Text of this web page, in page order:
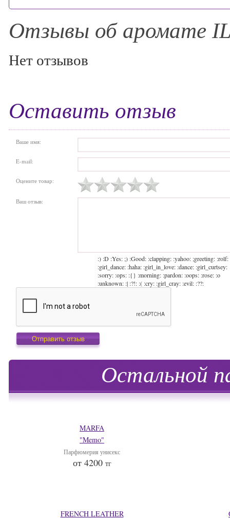
Отзывы об аромате
Нет отзывов
Оставить отзыв
Ваше имя:
E-mail:
Оцените товар:
Ваш отзыв:
:) :D :Yes: ;) :Good: :clapping: :yahoo: ;greeting: :rolf:
:girl_dance: :haha: :girl_in_love: :dance: :girl_curtsey:
:sorry: :ops: :{} :morning: :pardon: :oops: :rose: :o
:unknown: :| :?!: :( :cry: :girl_cray: :evil: :??:
Остальной
MARFA
"Memo"
Парфюмерия унисекс
от 4200 тг
FRENCH LEATHER